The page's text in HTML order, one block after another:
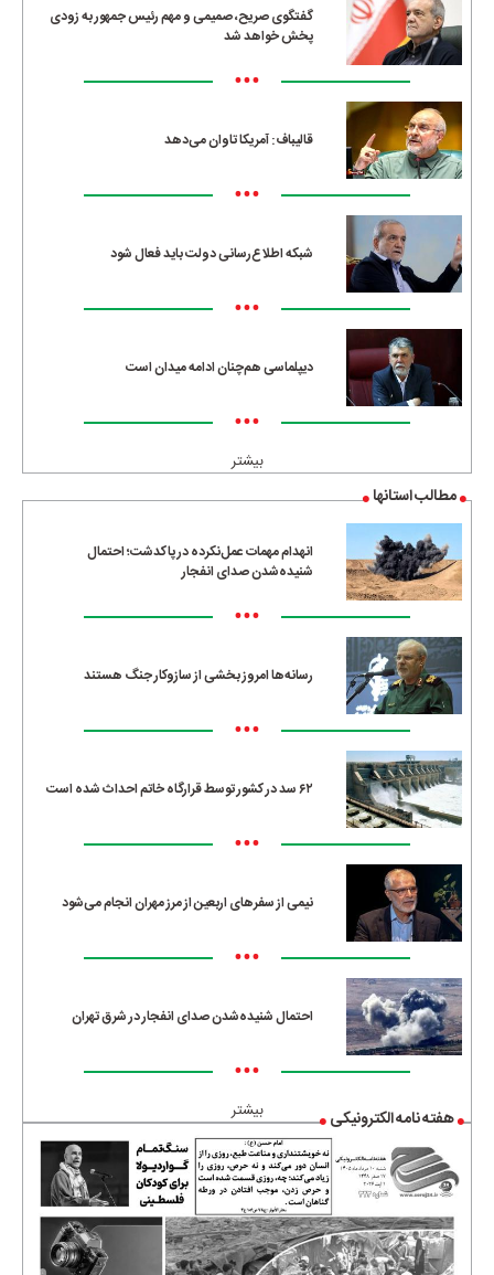
گفتگوی صریح، صمیمی و مهم رئیس جمهور به زودی
پخش خواهد شد
•••
قالیباف: آمریکا تاوان می‌دهد
•••
شبکه اطلاع‌رسانی دولت باید فعال شود
•••
دیپلماسی هم‌چنان ادامه میدان است
•••
بیشتر
مطالب استانها
انهدام مهمات عمل‌نکرده در پاکدشت؛ احتمال
شنیده‌شدن صدای انفجار
•••
رسانه‌ها امروز بخشی از سازوکار جنگ هستند
•••
۶۲ سد در کشور توسط قرارگاه خاتم احداث شده است
•••
نیمی از سفرهای اربعین از مرز مهران انجام می‌شود
•••
احتمال شنیده‌شدن صدای انفجار در شرق تهران
•••
بیشتر هفته نامه الکترونیکی